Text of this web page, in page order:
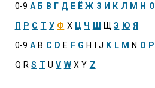
0-9 А Б В Г Д Е Ё Ж З И К Л М Н О
П Р С Т У Ф Х Ц Ч Ш Щ Э Ю Я
0-9 A B C D E F G H J K L M N O P
Q R S T U V W X Y Z